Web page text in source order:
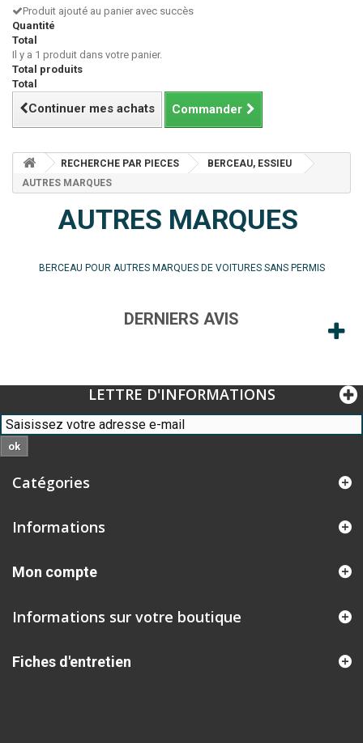
Produit ajouté au panier avec succès
Quantité
Total
Il y a 1 produit dans votre panier.
Total produits
Total
Continuer mes achats Commander
RECHERCHE PAR PIECES
BERCEAU, ESSIEU
AUTRES MARQUES
AUTRES MARQUES
BERCEAU POUR AUTRES MARQUES DE VOITURES SANS PERMIS
DERNIERS AVIS
LETTRE D'INFORMATIONS
ok
Catégories
Informations
Mon compte
Informations sur votre boutique
Fiches d'entretien